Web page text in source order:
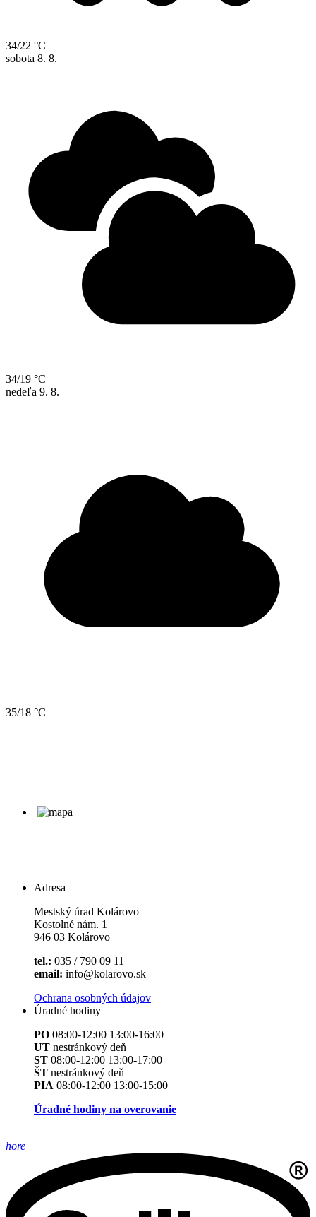
34/22 °C
sobota 8. 8.
34/19 °C
nedeľa 9. 8.
35/18 °C
Adresa
Mestský úrad Kolárovo
Kostolné nám. 1
946 03 Kolárovo
tel.: 035 / 790 09 11
email: info@kolarovo.sk
Ochrana osobných údajov
Úradné hodiny
PO 08:00-12:00 13:00-16:00
UT nestránkový deň
ST 08:00-12:00 13:00-17:00
ŠT nestránkový deň
PIA 08:00-12:00 13:00-15:00
Úradné hodiny na overovanie
hore